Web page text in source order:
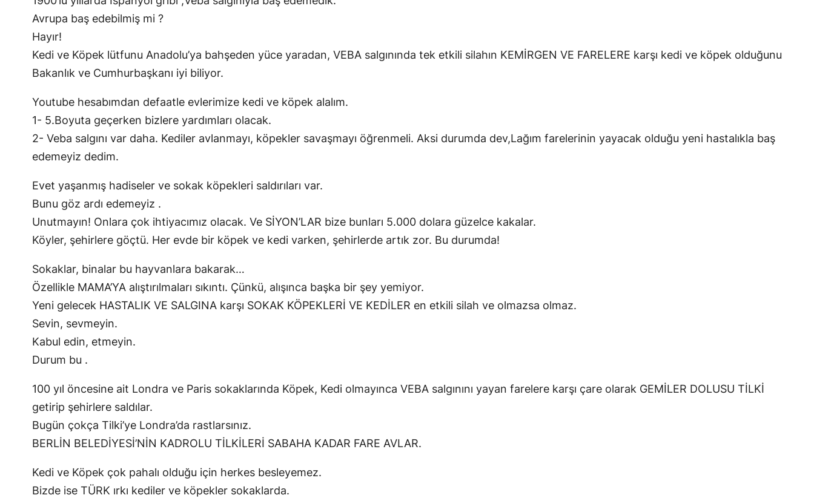
Avrupa baş edebilmiş mi ?
Hayır!
Kedi ve Köpek lütfunu Anadolu’ya bahşeden yüce yaradan, VEBA salgınında tek etkili silahın KEMİRGEN VE FARELERE karşı kedi ve köpek olduğunu
Bakanlık ve Cumhurbaşkanı iyi biliyor.
Youtube hesabımdan defaatle evlerimize kedi ve köpek alalım.
1- 5.Boyuta geçerken bizlere yardımları olacak.
2- Veba salgını var daha. Kediler avlanmayı, köpekler savaşmayı öğrenmeli. Aksi durumda dev,Lağım farelerinin yayacak olduğu yeni hastalıkla baş
edemeyiz dedim.
Evet yaşanmış hadiseler ve sokak köpekleri saldırıları var.
Bunu göz ardı edemeyiz .
Unutmayın! Onlara çok ihtiyacımız olacak. Ve SİYON’LAR bize bunları 5.000 dolara güzelce kakalar.
Köyler, şehirlere göçtü. Her evde bir köpek ve kedi varken, şehirlerde artık zor. Bu durumda!
Sokaklar, binalar bu hayvanlara bakarak…
Özellikle MAMA’YA alıştırılmaları sıkıntı. Çünkü, alışınca başka bir şey yemiyor.
Yeni gelecek HASTALIK VE SALGINA karşı SOKAK KÖPEKLERİ VE KEDİLER en etkili silah ve olmazsa olmaz.
Sevin, sevmeyin.
Kabul edin, etmeyin.
Durum bu .
100 yıl öncesine ait Londra ve Paris sokaklarında Köpek, Kedi olmayınca VEBA salgınını yayan farelere karşı çare olarak GEMİLER DOLUSU TİLKİ
getirip şehirlere saldılar.
Bugün çokça Tilki’ye Londra’da rastlarsınız.
BERLİN BELEDİYESİ’NİN KADROLU TİLKİLERİ SABAHA KADAR FARE AVLAR.
Kedi ve Köpek çok pahalı olduğu için herkes besleyemez.
Bizde ise TÜRK ırkı kediler ve köpekler sokaklarda.